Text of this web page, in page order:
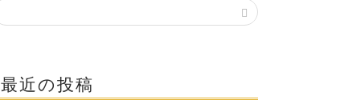
最近の投稿